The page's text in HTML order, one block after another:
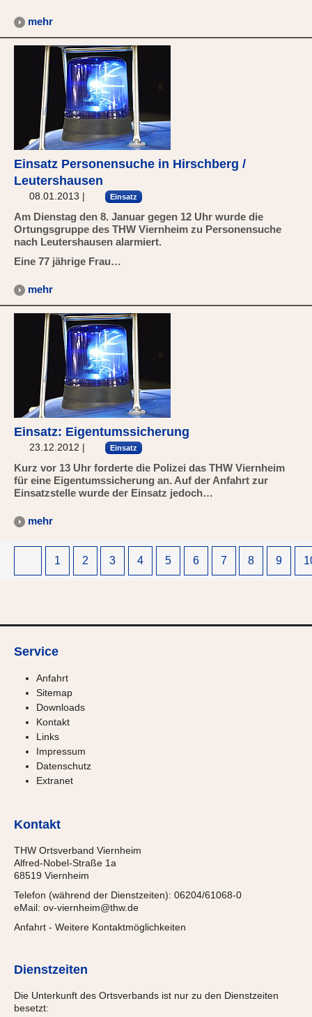
mehr
Einsatz Personensuche in Hirschberg /
Leutershausen
08.01.2013 | Einsatz
Am Dienstag den 8. Januar gegen 12 Uhr wurde die
Ortungsgruppe des THW Viernheim zu Personensuche
nach Leutershausen alarmiert.
Eine 77 jährige Frau…
mehr
Einsatz: Eigentumssicherung
23.12.2012 | Einsatz
Kurz vor 13 Uhr forderte die Polizei das THW Viernheim
für eine Eigentumssicherung an. Auf der Anfahrt zur
Einsatzstelle wurde der Einsatz jedoch…
mehr
1 2 3 4 5 6 7 8 9
Service
Anfahrt
Sitemap
Downloads
Kontakt
Links
Impressum
Datenschutz
Extranet
Kontakt
THW Ortsverband Viernheim
Alfred-Nobel-Straße 1a
68519 Viernheim
Telefon (während der Dienstzeiten): 06204/61068-0
eMail: ov-viernheim@thw.de
Anfahrt - Weitere Kontaktmöglichkeiten
Dienstzeiten
Die Unterkunft des Ortsverbands ist nur zu den Dienstzeiten
besetzt: